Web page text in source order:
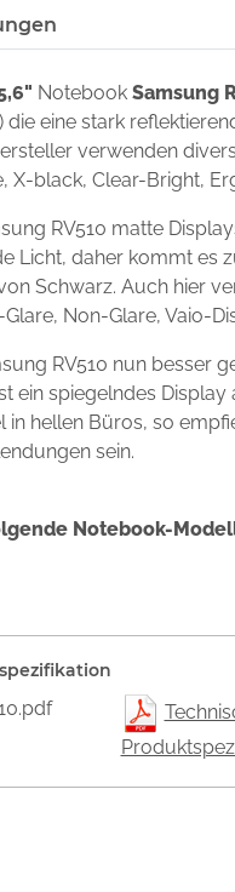
Notebook Samsung
eine stark
verwenden
X-black, Clear-Bright,
RV510 matte
Licht, daher kommt es
Schwarz. Auch hier
Non-Glare, Vaio-
RV510 nun besser
ein spiegelndes
in hellen Büros, so
sein.
Notebook-